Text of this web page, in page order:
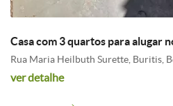
Casa com 3 quartos para alugar
Rua Maria Heilbuth Surette, Buritis,
ver detalhe